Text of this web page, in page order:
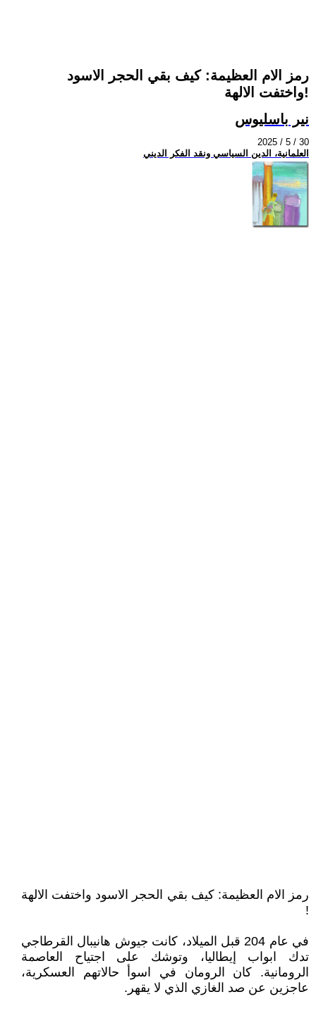
رمز الام العظيمة: كيف بقي الحجر الاسود
واختفت الالهة!
نير باسليوس
2025 / 5 / 30
العلمانية، الدين السياسي ونقد الفكر الديني
رمز الام العظيمة: كيف بقي الحجر الاسود واختفت الالهة
!
في عام 204 قبل الميلاد، كانت جيوش هانيبال القرطاجي
تدك ابواب إيطاليا، وتوشك على اجتياح العاصمة
الرومانية. كان الرومان في اسوأ حالاتهم العسكرية،
عاجزين عن صد الغازي الذي لا يقهر.